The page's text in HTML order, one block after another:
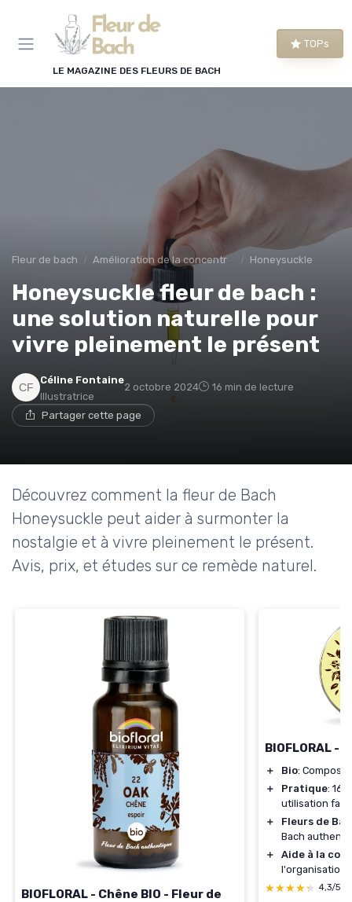
LE MAGAZINE DES FLEURS DE BACH
TOPs
Fleur de bach Amélioration de la concentration Honeysuckle
Honeysuckle fleur de bach :
une solution naturelle pour
vivre pleinement le présent
Céline Fontaine
Illustratrice
2 octobre 2024 16 min de lecture
Partager cette page
Découvrez comment la fleur de Bach
Honeysuckle peut aider à surmonter la
nostalgie et à vivre pleinement le présent.
Avis, prix, et études sur ce remède naturel.
BIOFLORAL - Chêne BIO - Fleur de
BIOFLORAL -
＋ Bio:
＋
Pratique:
utilisation
＋
Fleurs de
Bach
＋
Aide à la
l'organisation
★★★★★
★★★★★ 4,3/5